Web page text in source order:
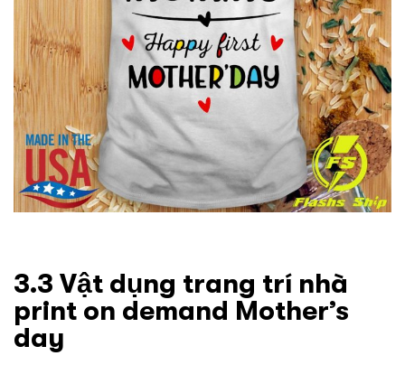
3.3 Vật dụng trang trí nhà
print on demand Mother’s
day